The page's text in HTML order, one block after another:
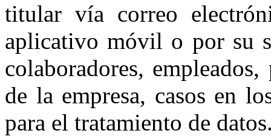
titular vía correo
aplicativo móvil o por su
colaboradores,
de la empresa, casos en
para el tratamiento de